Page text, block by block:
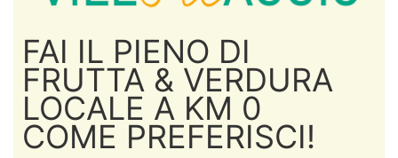
FAI IL PIENO DI
FRUTTA & VERDURA
LOCALE A KM 0
COME PREFERISCI!